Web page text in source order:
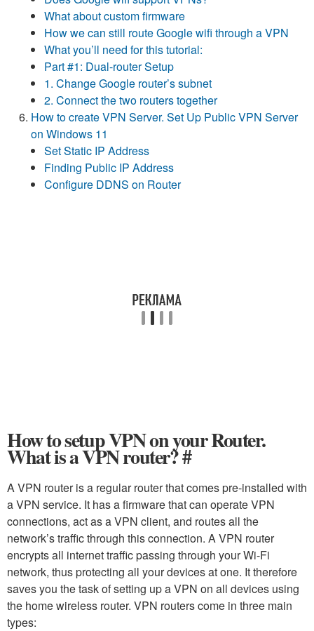
What about custom firmware
How we can still route Google wifi through a VPN
What you’ll need for this tutorial:
Part #1: Dual-router Setup
1. Change Google router’s subnet
2. Connect the two routers together
How to create VPN Server. Set Up Public VPN Server
on Windows 11
Set Static IP Address
Finding Public IP Address
Configure DDNS on Router
How to setup VPN on your Router.
What is a VPN router? #
A VPN router is a regular router that comes pre-installed with
a VPN service. It has a firmware that can operate VPN
connections, act as a VPN client, and routes all the
network’s traffic through this connection. A VPN router
encrypts all internet traffic passing through your Wi-Fi
network, thus protecting all your devices at one. It therefore
saves you the task of setting up a VPN on all devices using
the home wireless router. VPN routers come in three main
types: